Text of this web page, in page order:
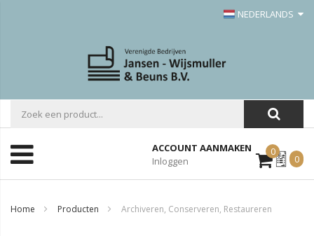
NEDERLANDS
ACCOUNT AANMAKEN
Inloggen
0Mijn
Offerte
0
Home Producten Archiveren, Conserveren, Restaureren